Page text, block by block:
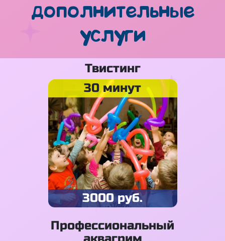
дополнительные
услуги
Твистинг
30 минут
3000 руб.
Профессиональный